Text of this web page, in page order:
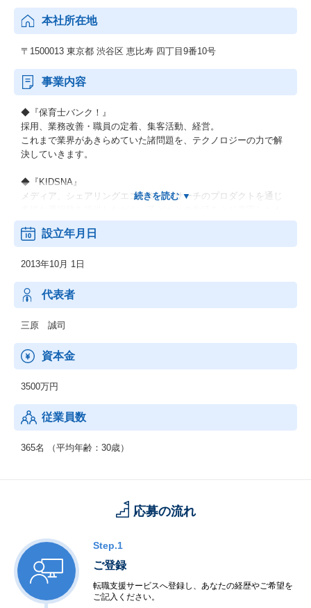
本社所在地
〒1500013 東京都 渋谷区 恵比寿 四丁目9番10号
事業内容
◆『保育士バンク！』
採用、業務改善・職員の定着、集客活動、経営。
これまで業界があきらめていた諸問題を、テクノロジーの力で解
決していきます。
◆『KIDSNA』
メディア、シェアリングエコノミー、サーチのプロダクトを通じ
のにするサービスです。
地方における安定した雇用を創出し、新たな人の流れによって将
来に渡り活力ある地域社会を構築していくために、地方の重要産
業である観光業界を支援します。
◆『hospitality Careers』
を強化します。
海外の先進事例を取り入れると同時に、日本国内での事業展開を
ある他国でも展開し、課題解決の好循環サイクルを回していくこ
とを目的としています。
設立年月日
2013年10月 1日
代表者
三原 誠司
資本金
3500万円
従業員数
365名 （平均年齢：30歳）
応募の流れ
Step.1
ご登録
転職支援サービスへ登録し、あなたの経歴やご希望を
ご記入ください。